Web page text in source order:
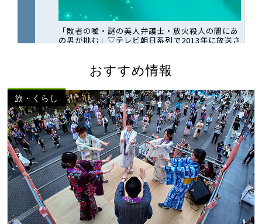
おすすめ情報
旅・くらし